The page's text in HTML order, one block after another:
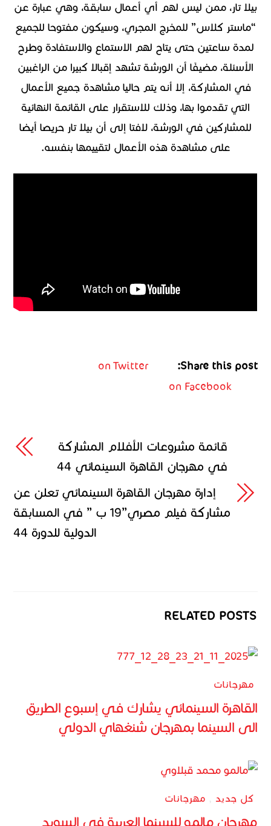
بيلا تار، ممن ليس لهم أي أعمال سابقة، وهي عبارة عن
“ماستر كلاس” للمخرج المجري، وسيكون مفتوحا للجميع
لمدة ساعتين حتى يتاح لهم الاستماع والاستفادة وطرح
الأسئلة، مضيفًا أن الورشة تشهد إقبالا كبيرا من الراغبين
في المشاركة، إلا أنه يتم حاليا مشاهدة جميع الأعمال
التي تقدموا بها، وذلك للاستقرار على القائمة النهائية
للمشاركين في الورشة، لافتا إلى أن بيلا تار حريصا أيضا
على مشاهدة هذه الأعمال لتقييمها بنفسه.
Share this post:
on Twitter
on Facebook
قائمة مشروعات الأفلام المشاركة
في مهرجان القاهرة السينمائي 44
إدارة مهرجان القاهرة السينمائي تعلن عن
مشاركة فيلم مصري”19 ب ” في المسابقة
الدولية للدورة 44
RELATED POSTS
مهرجانات
القاهرة السينمائي يشارك في إسبوع الطريق
الى السينما بمهرجان شنغهاي الدولي
كل جديد , مهرجانات
مهرجان مالمو للسينما العربية في السويد